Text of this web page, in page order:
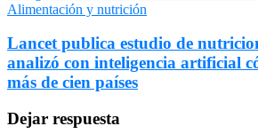
Alimentación y nutrición
Lancet publica estudio de
analizó con inteligencia artificial
más de cien países
Dejar respuesta